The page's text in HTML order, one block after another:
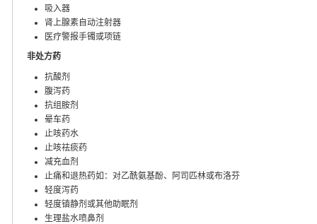
吸入器
肾上腺素自动注射器
医疗警报手镯或项链
非处方药
抗酸剂
腹泻药
抗组胺剂
晕车药
止咳药水
止咳祛痰药
减充血剂
止痛和退热药如：对乙酰氨基酚、阿司匹林或布洛芬
轻度泻药
轻度镇静剂或其他助眠剂
生理盐水喷鼻剂